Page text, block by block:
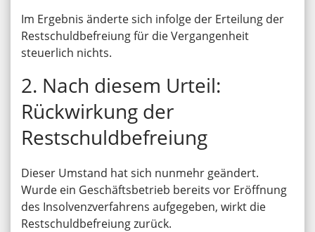
Im Ergebnis änderte sich infolge der Erteilung der
Restschuldbefreiung für die Vergangenheit
steuerlich nichts.
2. Nach diesem Urteil:
Rückwirkung der
Restschuldbefreiung
Dieser Umstand hat sich nunmehr geändert.
Wurde ein Geschäftsbetrieb bereits vor Eröffnung
des Insolvenzverfahrens aufgegeben, wirkt die
Restschuldbefreiung zurück.